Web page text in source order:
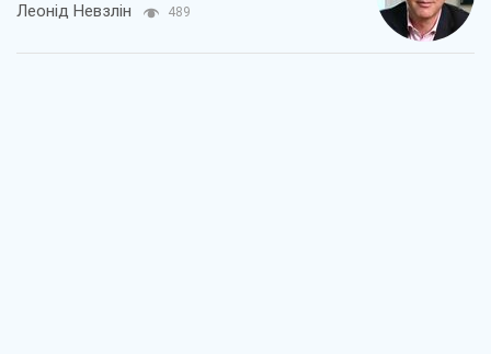
Леонід Невзлін 489